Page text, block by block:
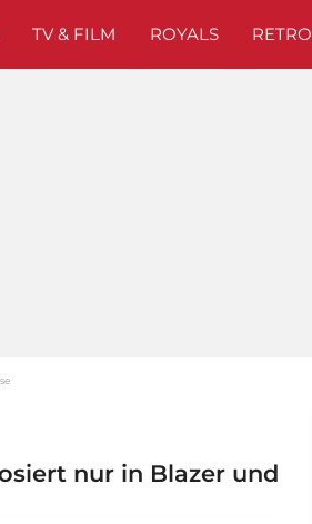
TV & FILM ROYALS RETRO
nur in Blazer und